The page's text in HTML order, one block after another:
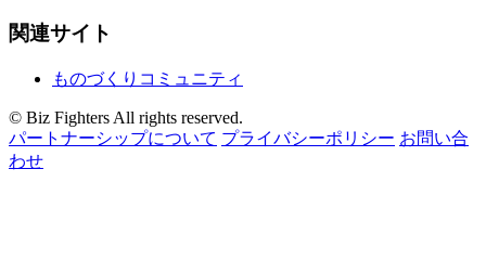
関連サイト
ものづくりコミュニティ
© Biz Fighters All rights reserved.
パートナーシップについて プライバシーポリシー お問い合
わせ